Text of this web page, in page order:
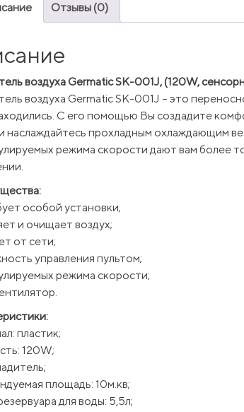
Отзывы (0)
воздуха Germatic SK-001J, (120W,
воздуха Germatic SK-001J – это
С его помощью Вы создадите
наслаждайтесь прохладным охлаждающим
режима скорости дают вам более
особой установки;
и очищает воздух;
от сети;
управления пультом;
режима скорости;
пластик;
120W;
площадь: 10м.кв;
для воды: 5,5л;